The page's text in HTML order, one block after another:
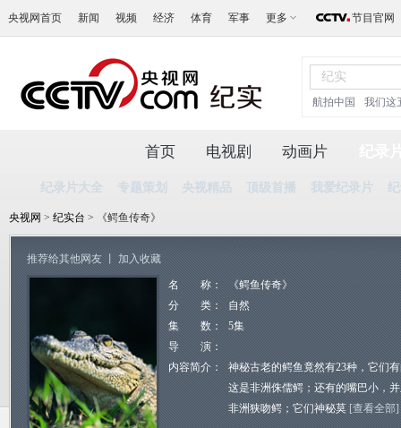
央视网首页 新闻 视频 经济 体育 军事 更多 节目官网
航拍中国 我们这
首页 电视剧 动画片
纪录片大全 专题策划 央视精品 顶级首播 我爱纪录片
央视网 > 纪实台 > 《鳄鱼传奇》
推荐给其他网友 加入收藏
名 称：
《鳄鱼传奇》
分 类：
自然
集 数：
5集
导 演：
内容简介：
神秘古老的鳄鱼竟然有23种，它们
这是非洲侏儒鳄；还有的嘴巴小，
非洲狭吻鳄；它们神秘莫 [查看全部]